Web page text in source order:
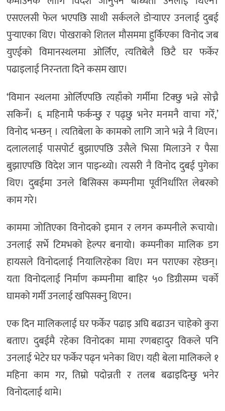
एसएलसी फेल भएपछि साथी सर्कलले डोर्‍याएर उनलाई दुबई
पुर्‍याएका थिए। पोखराको शितल मौसममा हुर्किएका विनोद जब
युएईको विमानस्थलमा ओर्लिए, त्यतिबेलै छिटै घर फर्केर
पढाइलाई निरन्तता दिने कसम खाए।
‘विमान स्थलमा ओर्लिएपछि त्यहाँको गर्मीमा टिक्छु भन्ने सोच्नै
सकिनँ। ६ महिनामै फर्कन्छु र पढ्छु भनेर मनमनै वाचा गरेँ,’
विनोद भन्छन् । त्यतिबेला के कामको लागि जाने भन्ने नै थिएन।
दलाललाई पासपोर्ट बुझाएपछि उसैले भिसा मिलाउने र पैसा
बुझाएपछि विदेश जान पाइन्थ्यो। त्यसरी नै विनोद दुबई पुगेका
थिए। दुबईमा उनले बिसिक्स कम्पनीमा पूर्वनिर्धारित लेबरको
काम गरे।
काममा जोतिएका विनोदको इमान र लगन कम्पनीले रूचायो।
उनलाई सर्भे टिमभको हेल्पर बनायो। कम्पनीका मालिक डग
हायसले विनोदलाई नियालिरहेका थिए। मन पराएका रहेछन्।
यता विनोदलाई निर्माण कम्पनीमा बाहिर ५० डिग्रीसम्म चर्को
घामको गर्मी उनलाई खपिसक्नु थिएन।
एक दिन मालिकलाई घर फर्केर पढाइ अघि बढाउन चाहेको कुरा
बताए। दुबईमै रहेका विनोदका मामा रणबहादुर विकले पनि
उनलाई भेटेर घर फर्केर पढ्न भनेका थिए। यही बेला मालिकले १
महिना काम गर, तिम्रो पदोन्नती र तलब बढाइदिन्छु भनेर
विनोदलाई थामे।